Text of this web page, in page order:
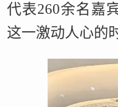
代表260余名嘉
这一激动人心的